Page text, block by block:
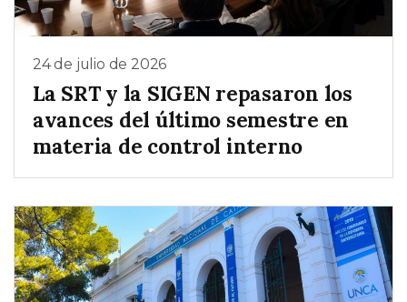
24 de julio de 2026
La SRT y la SIGEN repasaron los
avances del último semestre en
materia de control interno